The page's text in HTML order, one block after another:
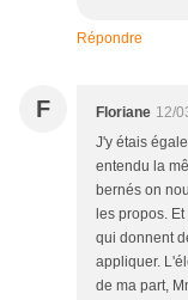
Répondre
F Floriane 12/
J'y étais
entendu la
bernés on
les propos.
qui donnent
appliquer.
de ma part,